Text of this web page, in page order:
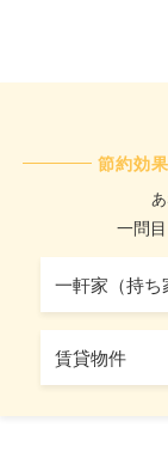
節約効
一問
一軒家（持ち
賃貸物件